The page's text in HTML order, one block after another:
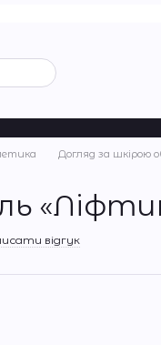
Догляд за шкірою
відгук